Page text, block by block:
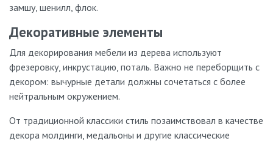
замшу, шенилл, флок.
Декоративные элементы
Для декорирования мебели из дерева используют
фрезеровку, инкрустацию, поталь. Важно не переборщить с
декором: вычурные детали должны сочетаться с более
нейтральным окружением.
От традиционной классики стиль позаимствовал в качестве
декора молдинги, медальоны и другие классические